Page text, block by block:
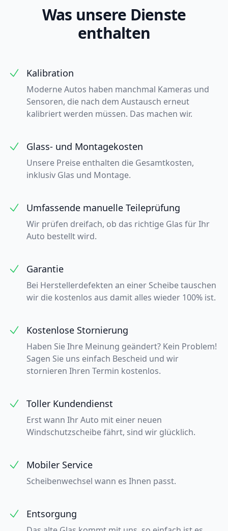
Was unsere Dienste
enthalten
Kalibration
Moderne Autos haben manchmal Kameras und
Sensoren, die nach dem Austausch erneut
kalibriert werden müssen. Das machen wir.
Glass- und Montagekosten
Unsere Preise enthalten die Gesamtkosten,
inklusiv Glas und Montage.
Umfassende manuelle Teileprüfung
Wir prüfen dreifach, ob das richtige Glas für Ihr
Auto bestellt wird.
Garantie
Bei Herstellerdefekten an einer Scheibe tauschen
wir die kostenlos aus damit alles wieder 100% ist.
Kostenlose Stornierung
Haben Sie Ihre Meinung geändert? Kein Problem!
Sagen Sie uns einfach Bescheid und wir
stornieren Ihren Termin kostenlos.
Toller Kundendienst
Erst wann Ihr Auto mit einer neuen
Windschutzscheibe fährt, sind wir glücklich.
Mobiler Service
Scheibenwechsel wann es Ihnen passt.
Entsorgung